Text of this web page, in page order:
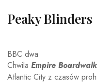
Peaky Blinders
BBC dwa
Chwila Empire Boardwalk
Atlantic City z czasów